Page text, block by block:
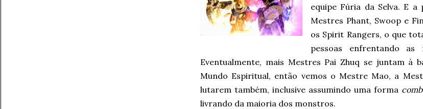
equipe Fúria da Selva. E
Mestres Phant, Swoop e
os Spirit Rangers, o que
pessoas enfrentando
Eventualmente, mais Mestres Pai Zhuq se juntam à
Mundo Espiritual, então vemos o Mestre Mao, a
lutarem também, inclusive assumindo uma forma
livrando da maioria dos monstros.